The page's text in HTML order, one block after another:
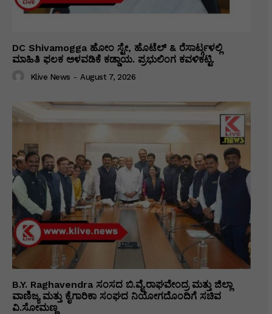
DC Shivamogga ಹೋಂ ಸ್ಟೇ, ಹೊಟೆಲ್ & ರೆಸಾರ್ಟ್ಗಳಲ್ಲಿ
ಮಾಹಿತಿ ಫಲಕ ಅಳವಡಿಕೆ ಕಡ್ಡಾಯ. ಪ್ರಭುಲಿಂಗ ಕವಳಿಕಟ್ಟಿ.
Klive News - August 7, 2026
B.Y. Raghavendra ಸಂಸದ ಬಿ.ವೈ.ರಾಘವೇಂದ್ರ ಮತ್ತು ಜಿಲ್ಲಾ
ವಾಣಿಜ್ಯ ಮತ್ತು ಕೈಗಾರಿಕಾ ಸಂಘದ ನಿಯೋಗದೊಂದಿಗೆ ಸಚಿವ
ವಿ‌.ಸೋಮಣ್ಣ